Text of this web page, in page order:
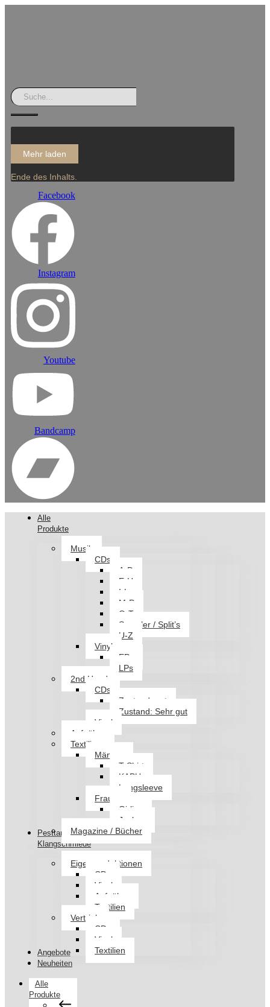
Mehr laden
Ende des Inhalts.
Facebook
Instagram
Youtube
Bandcamp
Alle
Produkte
Musik
CDs
A-D
E-H
I-L
M-P
Q-T
Sampler / Split’s
U-Z
Vinyl
EPs
LPs
2nd Hand
CDs
Zustand: gut
Zustand: Sehr gut
Vinyl
Aufnäher
Textilien
Männer
T-Shirt
KAPU
Longsleeve
Frauen
Girlies
Jacken
Magazine / Bücher
Pesttanz
Klangschmiede
Eigenproduktionen
CDs
Vinyl
Aufnäher
Textilien
Vertrieb
CDs
Vinyl
Textilien
Angebote
Neuheiten
Alle
Produkte